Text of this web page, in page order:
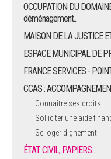
OCCUPATION DU
déménagement...
MAISON DE LA JUSTICE
ESPACE MUNICIPAL DE
FRANCE SERVICES -
CCAS :
Connaître ses droits
Solliciter une aide
Se loger dignement
ÉTAT CIVIL, PAPIERS…